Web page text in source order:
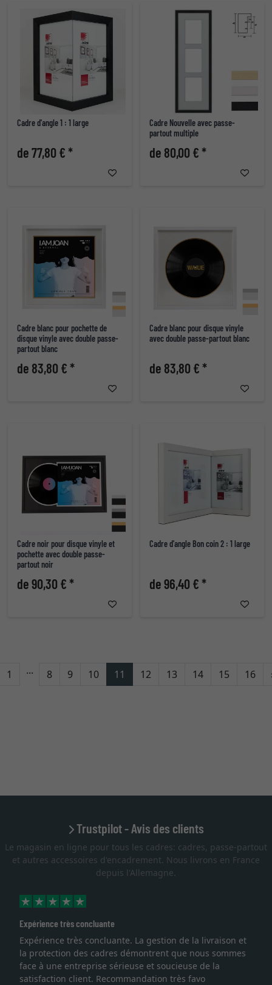
Cadre d'angle 1 : 1 large
de 77,80 € *
Cadre Nouvelle avec passe-
partout multiple
de 80,00 € *
Cadre blanc pour pochette de
disque vinyle avec double passe-
partout blanc
de 83,80 € *
Cadre blanc pour disque vinyle
avec double passe-partout blanc
de 83,80 € *
Cadre noir pour disque vinyle et
pochette avec double passe-
partout noir
de 90,30 € *
Cadre d'angle Bon coin 2 : 1 large
de 96,40 € *
1 ... 8 9 10 11 12 13 14 15 16
Trustpilot - Avis des clients
Le magasin en ligne pour tous les cadres: cadres, passe-partout
et autres accessoires d'encadrement. Nous livrons en France
depuis l'Allemagne.
La gestion de la livraison et
cadres démontrent que nous sommes
sérieuse et soucieuse de la
Recommandation très favo
Je recherchais
lithographie, je
qualité sont au
service et